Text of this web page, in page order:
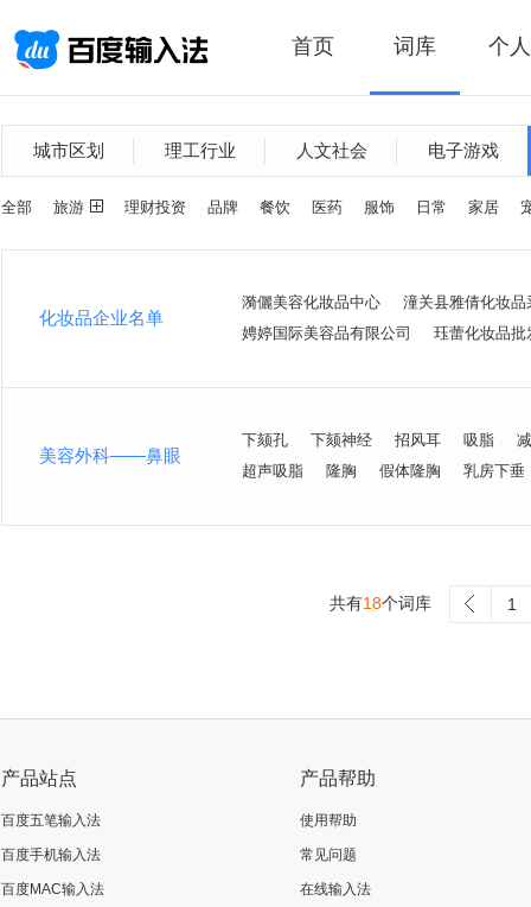
首页 词库 个
城市区划 理工行业 人文社会 电子游戏
全部 旅游 理财投资 品牌 餐饮 医药 服饰 日常 家居
化妆品企业名单
漪儷美容化妝品中心
潼关县雅倩化妆品
娉婷国际美容品有限公司
珏蕾化妆品批
美容外科——鼻眼
下颏孔 下颏神经 招风耳 吸脂
超声吸脂
隆胸 假体隆胸 乳房下垂
共有18个词库 1
产品站点
百度五笔输入法
百度手机输入法
百度MAC输入法
产品帮助
使用帮助
常见问题
在线输入法